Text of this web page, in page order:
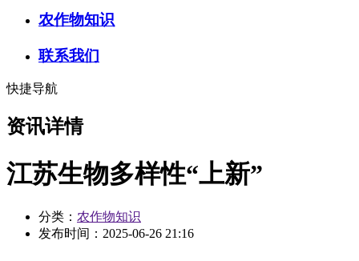
农作物知识
联系我们
快捷导航
资讯详情
江苏生物多样性“上新”
分类： 农作物知识
发布时间： 2025-06-26 21:16